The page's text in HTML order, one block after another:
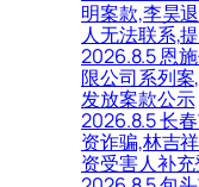
明案款,李昊
人无法联系,
2026.8.5 恩
限公司系列
发放案款公示
2026.8.5 长
资诈骗,林吉
资受害人补